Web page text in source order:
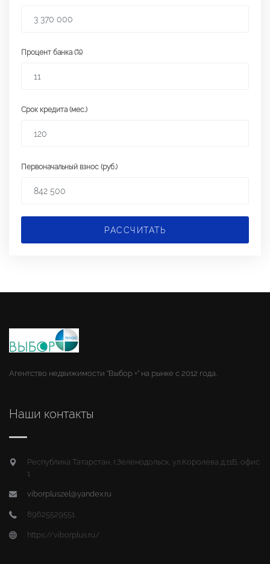
Процент банка (%)
Срок кредита (мес.)
Первоначальный взнос (руб.)
РАССЧИТАТЬ
Агентство недвижимости "Выбор +" на рынке с 2012 года.
Наши контакты
Республика Татарстан, г.Зеленодольск, ул.Королева д.11Б, офис
1
viborpluszel@yandex.ru
89625529551
https://viborplus.ru/